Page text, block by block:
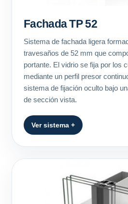
Fachada TP 52
Sistema de fachada ligera
travesaños de 52 mm que
portante. El vidrio se fija por los
mediante un perfil presor
sistema de fijación oculto bajo
de sección vista.
Ver sistema +